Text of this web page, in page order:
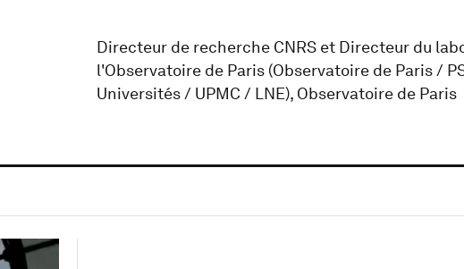
Directeur de recherche CNRS et Directeur du
l'Observatoire de Paris (Observatoire de Paris /
Universités / UPMC / LNE), Observatoire de Paris